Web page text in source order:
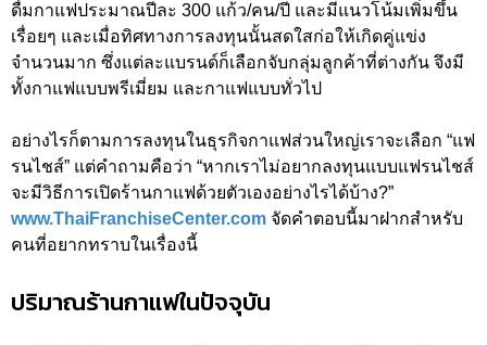
ดื่มกาแฟประมาณปีละ 300 แก้ว/คน/ปี และมีแนวโน้มเพิ่มขึ้น
เรื่อยๆ และเมื่อทิศทางการลงทุนนั้นสดใสก่อให้เกิดคู่แข่ง
จำนวนมาก ซึ่งแต่ละแบรนด์ก็เลือกจับกลุ่มลูกค้าที่ต่างกัน จึงมี
ทั้งกาแฟแบบพรีเมี่ยม และกาแฟแบบทั่วไป
อย่างไรก็ตามการลงทุนในธุรกิจกาแฟส่วนใหญ่เราจะเลือก “แฟ
รนไชส์” แต่คำถามคือว่า “หากเราไม่อยากลงทุนแบบแฟรนไชส์
จะมีวิธีการเปิดร้านกาแฟด้วยตัวเองอย่างไรได้บ้าง?”
www.ThaiFranchiseCenter.com จัดคำตอบนี้มาฝากสำหรับ
คนที่อยากทราบในเรื่องนี้
ปริมาณร้านกาแฟในปัจจุบัน